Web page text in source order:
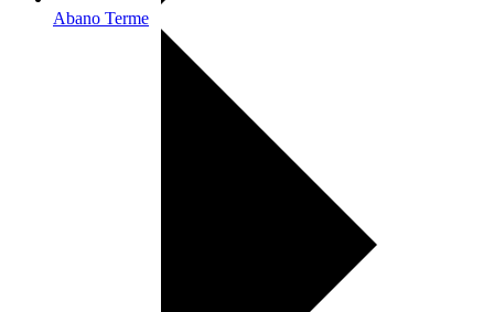
Abano Terme